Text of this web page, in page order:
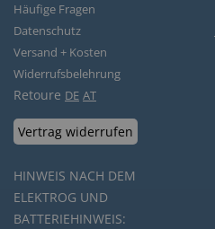
Häufige Fragen
Datenschutz
Versand + Kosten
Widerrufsbelehrung
Retoure DE AT
Vertrag widerrufen
HINWEIS NACH DEM
ELEKTROG UND
BATTERIEHINWEIS: